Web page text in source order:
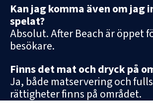
Kan jag komma även om jag
spelat?
Absolut. After Beach är öppet
besökare.
Finns det mat och dryck på
Ja, både matservering och
rättigheter finns på området.